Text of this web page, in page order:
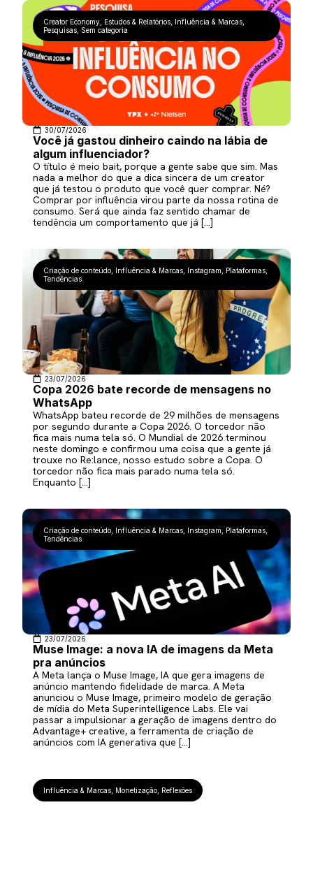
Creator Economy Estudos & Relatórios Influência & Marcas
Pesquisas Sem categoria
30/07/2026
Você já gastou dinheiro caindo na lábia de
algum influenciador?
O título é meio bait, porque a gente sabe que sim. Mas
nada a melhor do que a dica sincera de um creator
que já testou o produto que você quer comprar. Né?
Comprar por influência virou parte da nossa rotina de
consumo. Será que ainda faz sentido chamar de
tendência um comportamento que já […]
Criação de conteúdo Influência & Marcas Instagram Plataformas
Tendências
23/07/2026
Copa 2026 bate recorde de mensagens no
WhatsApp
WhatsApp bateu recorde de 29 milhões de mensagens
por segundo durante a Copa 2026. O torcedor não
fica mais numa tela só. O Mundial de 2026 terminou
neste domingo e confirmou uma coisa que a gente já
trouxe no Re:lance, nosso estudo sobre a Copa. O
torcedor não fica mais parado numa tela só.
Enquanto […]
Criação de conteúdo Influência & Marcas Instagram Plataformas
Tendências
23/07/2026
Muse Image: a nova IA de imagens da Meta
pra anúncios
A Meta lança o Muse Image, IA que gera imagens de
anúncio mantendo fidelidade de marca. A Meta
anunciou o Muse Image, primeiro modelo de geração
de mídia do Meta Superintelligence Labs. Ele vai
passar a impulsionar a geração de imagens dentro do
Advantage+ creative, a ferramenta de criação de
anúncios com IA generativa que […]
Influência & Marcas Monetização Reflexões